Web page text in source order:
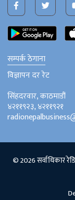
सम्पर्क ठेगाना
विज्ञापन दर रेट
सिंहदरवार, काठमाडौं
४२११९२३, ४२११९२१
© 2026 सर्वाधिकार